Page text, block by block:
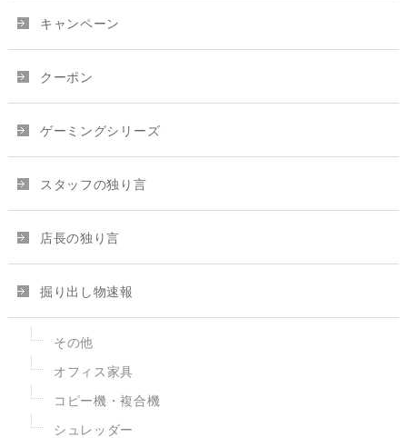
キャンペーン
クーポン
ゲーミングシリーズ
スタッフの独り言
店長の独り言
掘り出し物速報
その他
オフィス家具
コピー機・複合機
シュレッダー